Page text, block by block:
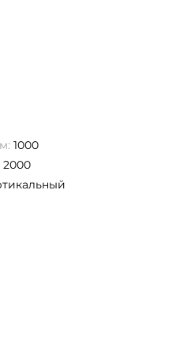
1000
2000